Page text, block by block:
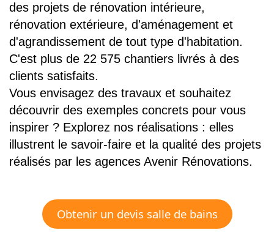
des projets de rénovation intérieure,
rénovation extérieure, d'aménagement et
d'agrandissement de tout type d'habitation.
C'est plus de 22 575 chantiers livrés à des
clients satisfaits.
Vous envisagez des travaux et souhaitez
découvrir des exemples concrets pour vous
inspirer ? Explorez nos réalisations : elles
illustrent le savoir-faire et la qualité des projets
réalisés par les agences Avenir Rénovations.
Obtenir un devis salle de bains